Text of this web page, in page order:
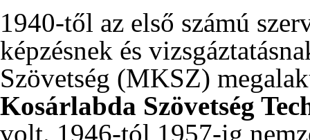
1940-től az első számú
képzésnek és
Szövetség (MKSZ)
Kosárlabda Szövetség
volt. 1946-tól 1957-ig